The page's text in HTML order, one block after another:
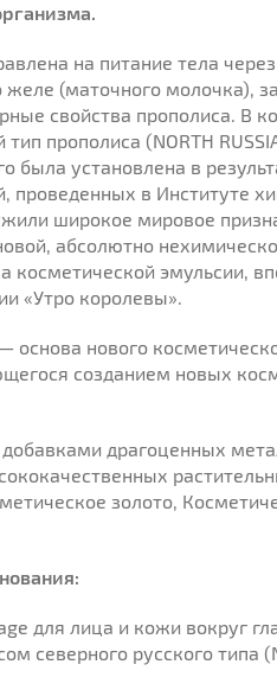
на питание тела
желе (маточного молочка),
свойства прополиса. В
прополиса (NORTH
была установлена в
проведенных в Институте
широкое мировое
абсолютно
косметической эмульсии,
«Утро королевы».
нового
созданием новых
драгоценных
золото,
для лица и кожи вокруг
северного русского типа